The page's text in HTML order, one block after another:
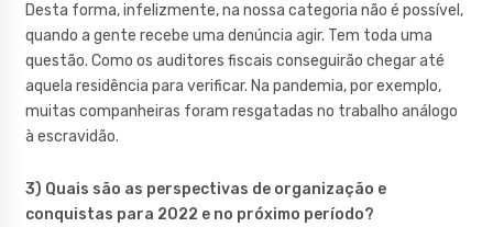
Desta forma, infelizmente, na nossa categoria não é possível,
quando a gente recebe uma denúncia agir. Tem toda uma
questão. Como os auditores fiscais conseguirão chegar até
aquela residência para verificar. Na pandemia, por exemplo,
muitas companheiras foram resgatadas no trabalho análogo
à escravidão.
3) Quais são as perspectivas de organização e
conquistas para 2022 e no próximo período?